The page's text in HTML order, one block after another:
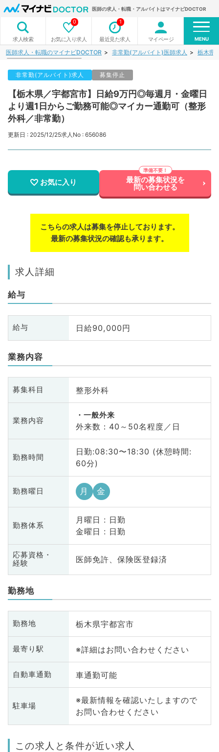
医師の求人・転職・アルバイトはマイナビDOCTOR
求人検索 お気に入り求人
0
最近見た求人
1
マイページ MENU
医師求人・転職のマイナビDOCTOR 非常勤(アルバイト)医師求人 栃木県
非常勤(アルバイト)求人 募集停止
【栃木県／宇都宮市】日給9万円◎毎週月・金曜日
より週1日からご勤務可能◎マイカー通勤可（整形
外科／非常勤）
更新日 : 2025/12/25求人No : 656086
お気に入り 最新の募集状況を
問い合わせる
こちらの求人は募集を停止しております。
最新の募集状況の確認も承ります。
求人詳細
給与
給与 日給90,000円
業務内容
募集科目 整形外科
業務内容
一般外来
外来数：40～50名程度／日
勤務時間
日勤:08:30〜18:30 (休憩時間:
60分)
勤務曜日 月 金
勤務体系
月曜日 : 日勤
金曜日 : 日勤
応募資格・
経験
医師免許、保険医登録済
勤務地
勤務地 栃木県宇都宮市
最寄り駅 ※詳細はお問い合わせください
自動車通勤 車通勤可能
駐車場
※最新情報を確認いたしますので
お問い合わせください
この求人と条件が近い求人